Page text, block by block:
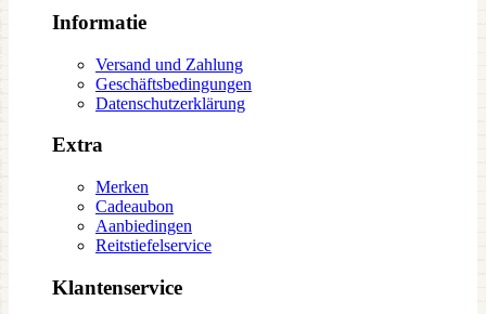
Informatie
Versand und Zahlung
Geschäftsbedingungen
Datenschutzerklärung
Extra
Merken
Cadeaubon
Aanbiedingen
Reitstiefelservice
Klantenservice